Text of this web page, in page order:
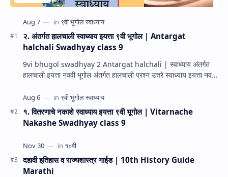
२. अंतर्गत हालचाली स्वाध्याय इयत्ता ९वी भूगोल | Antargat
halchali Swadhyay class 9
9vi bhugol swadhyay 2 Antargat halchali | स्वाध्याय अंतर्गत
हालचाली इयत्ता नववी भूगोल अंतर्गत हालचाली प्रश्न उत्तरे स्वाध्याय इयत्ता नववी
१. वितरणाचे नकाशे स्वाध्याय इयत्ता ९वी भूगोल | Vitarnache
Nakashe Swadhyay class 9
दहावी इतिहास व राज्यशास्त्र गाईड | 10th History Guide
Marathi